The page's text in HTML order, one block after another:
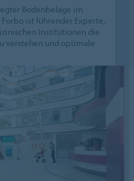
Bodenbeläge im
ist führender Experte,
Institutionen die
verstehen und optimale